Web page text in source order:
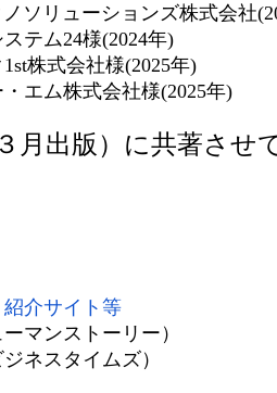
ションズ株式会社
様(2024年)
社様(2025年)
式会社様(2025年)
月出版）に共著させ
介サイト等
ーマンストーリー）
ジネスタイムズ）